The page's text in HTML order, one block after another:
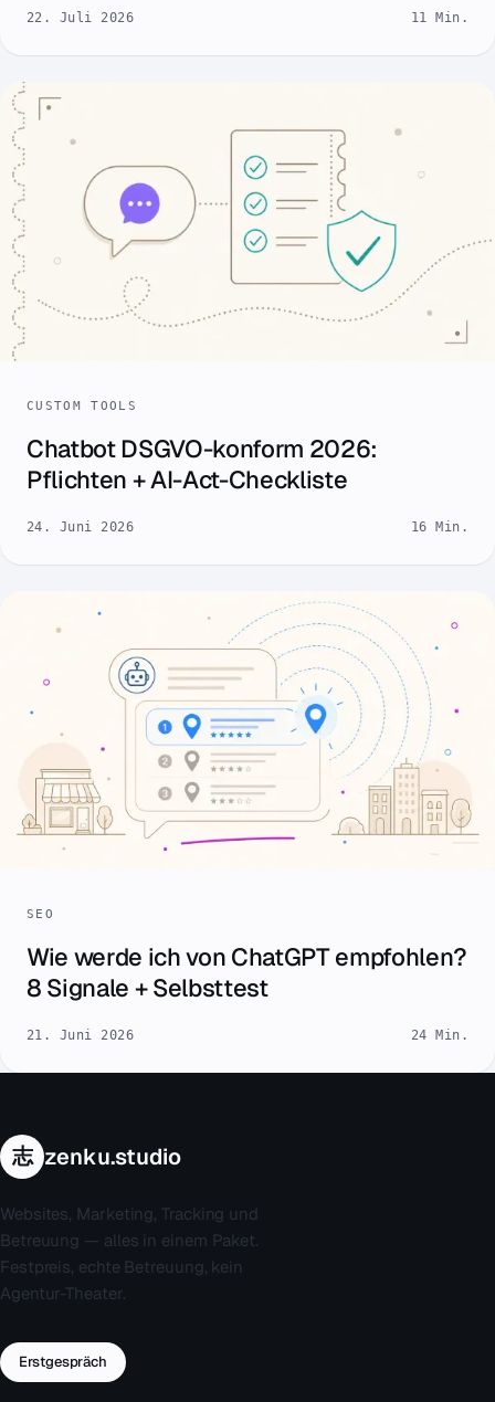
22. Juli 2026 11 Min.
CUSTOM TOOLS
Chatbot DSGVO-konform 2026:
Pflichten + AI-Act-Checkliste
24. Juni 2026 16 Min.
SEO
Wie werde ich von ChatGPT empfohlen?
8 Signale + Selbsttest
21. Juni 2026 24 Min.
志 zenku.studio
Websites, Marketing, Tracking und
Betreuung — alles in einem Paket.
Festpreis, echte Betreuung, kein
Agentur-Theater.
Erstgespräch